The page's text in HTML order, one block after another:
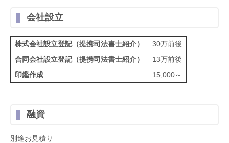
会社設立
株式会社設立登記（提携司法書士紹介）
30万前後
合同会社設立登記（提携司法書士紹介）
13万前後
印鑑作成
15,000～
融資
別途お見積り